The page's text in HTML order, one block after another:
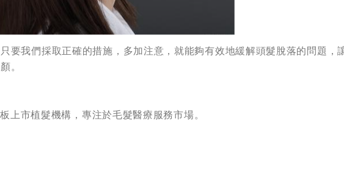
要我們採取正確的措施，多加注意，就能夠有效地緩解頭髮脫落的問題，
。
上市植髮機構，專注於毛髮醫療服務市場。